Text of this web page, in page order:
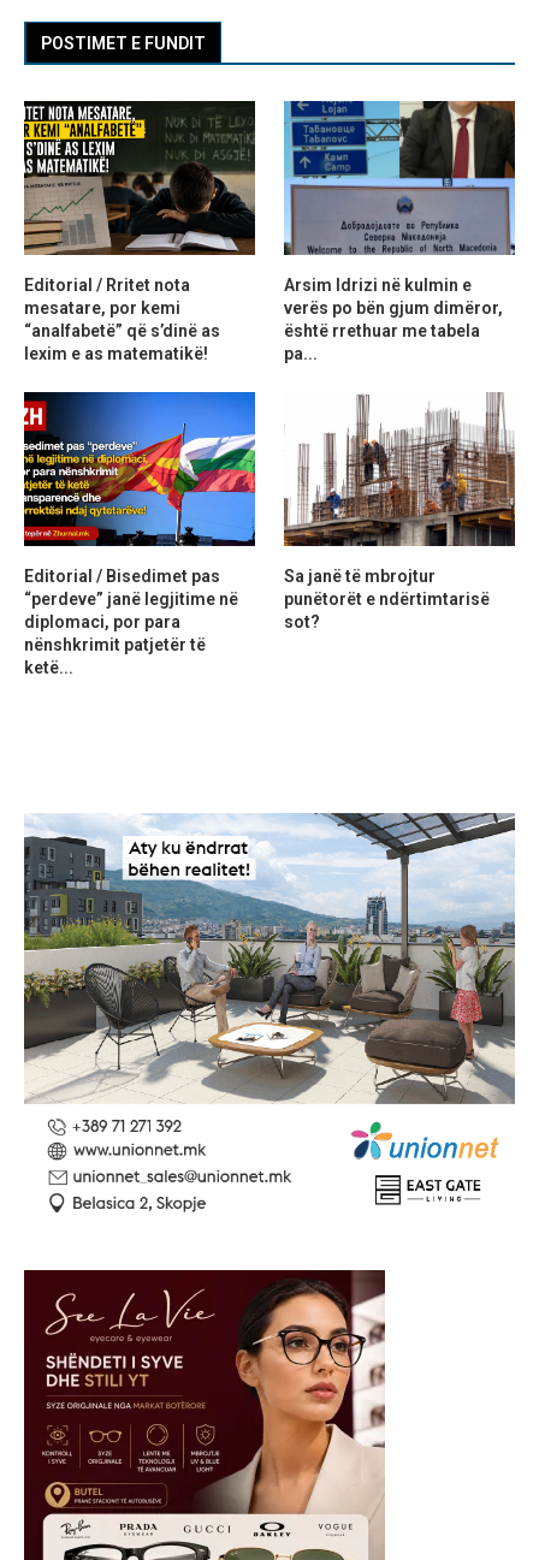
POSTIMET E FUNDIT
Editorial / Rritet nota
mesatare, por kemi
“analfabetë” që s’dinë as
lexim e as matematikë!
Arsim Idrizi në kulmin e
verës po bën gjum dimëror,
është rrethuar me tabela
pa...
Editorial / Bisedimet pas
“perdeve” janë legjitime në
diplomaci, por para
nënshkrimit patjetër të
ketë...
Sa janë të mbrojtur
punëtorët e ndërtimtarisë
sot?